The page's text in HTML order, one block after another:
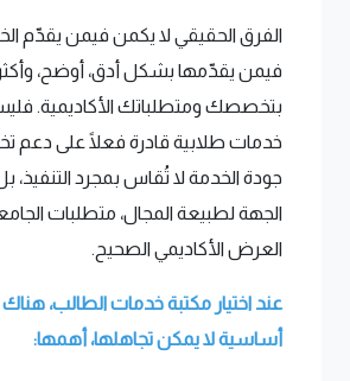
الفرق الحقيقي لا يكمن فيمن يقدّم
فيمن يقدّمها بشكل أدق، أوضح، وأكثر
بتخصصك ومتطلباتك الأكاديمية.
خدمات طلابية قادرة فعلًا على دعم
جودة الخدمة لا تُقاس بمجرد
الجهة لطبيعة المجال، متطلبات
العرض الأكاديمي الصحيح.
عند اختيار مكتبة خدمات الطالب، هناك
أساسية لا يمكن تجاهلها، أهمها: